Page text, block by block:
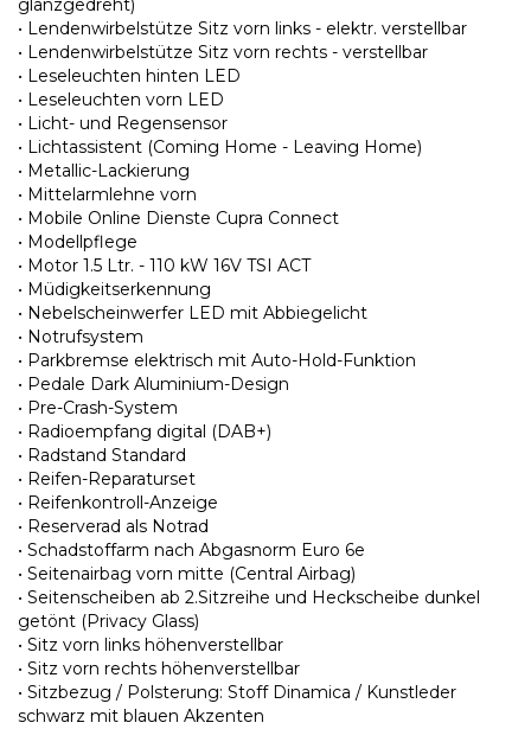
• Lendenwirbelstütze Sitz vorn links - elektr. verstellbar
• Lendenwirbelstütze Sitz vorn rechts - verstellbar
• Leseleuchten hinten LED
• Leseleuchten vorn LED
• Licht- und Regensensor
• Lichtassistent (Coming Home - Leaving Home)
• Metallic-Lackierung
• Mittelarmlehne vorn
• Mobile Online Dienste Cupra Connect
• Modellpflege
• Motor 1.5 Ltr. - 110 kW 16V TSI ACT
• Müdigkeitserkennung
• Nebelscheinwerfer LED mit Abbiegelicht
• Notrufsystem
• Parkbremse elektrisch mit Auto-Hold-Funktion
• Pedale Dark Aluminium-Design
• Pre-Crash-System
• Radioempfang digital (DAB+)
• Radstand Standard
• Reifen-Reparaturset
• Reifenkontroll-Anzeige
• Reserverad als Notrad
• Schadstoffarm nach Abgasnorm Euro 6e
• Seitenairbag vorn mitte (Central Airbag)
• Seitenscheiben ab 2.Sitzreihe und Heckscheibe dunkel
getönt (Privacy Glass)
• Sitz vorn links höhenverstellbar
• Sitz vorn rechts höhenverstellbar
• Sitzbezug / Polsterung: Stoff Dinamica / Kunstleder
schwarz mit blauen Akzenten